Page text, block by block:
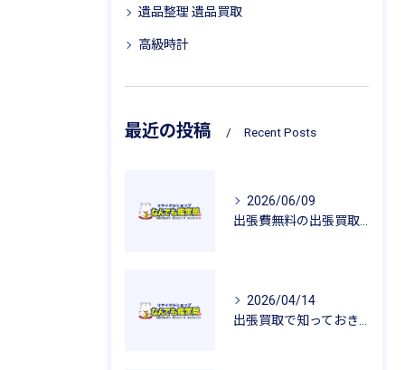
遺品整理 遺品買取
高級時計
最近の投稿 Recent Posts
2026/06/09
2026/04/14